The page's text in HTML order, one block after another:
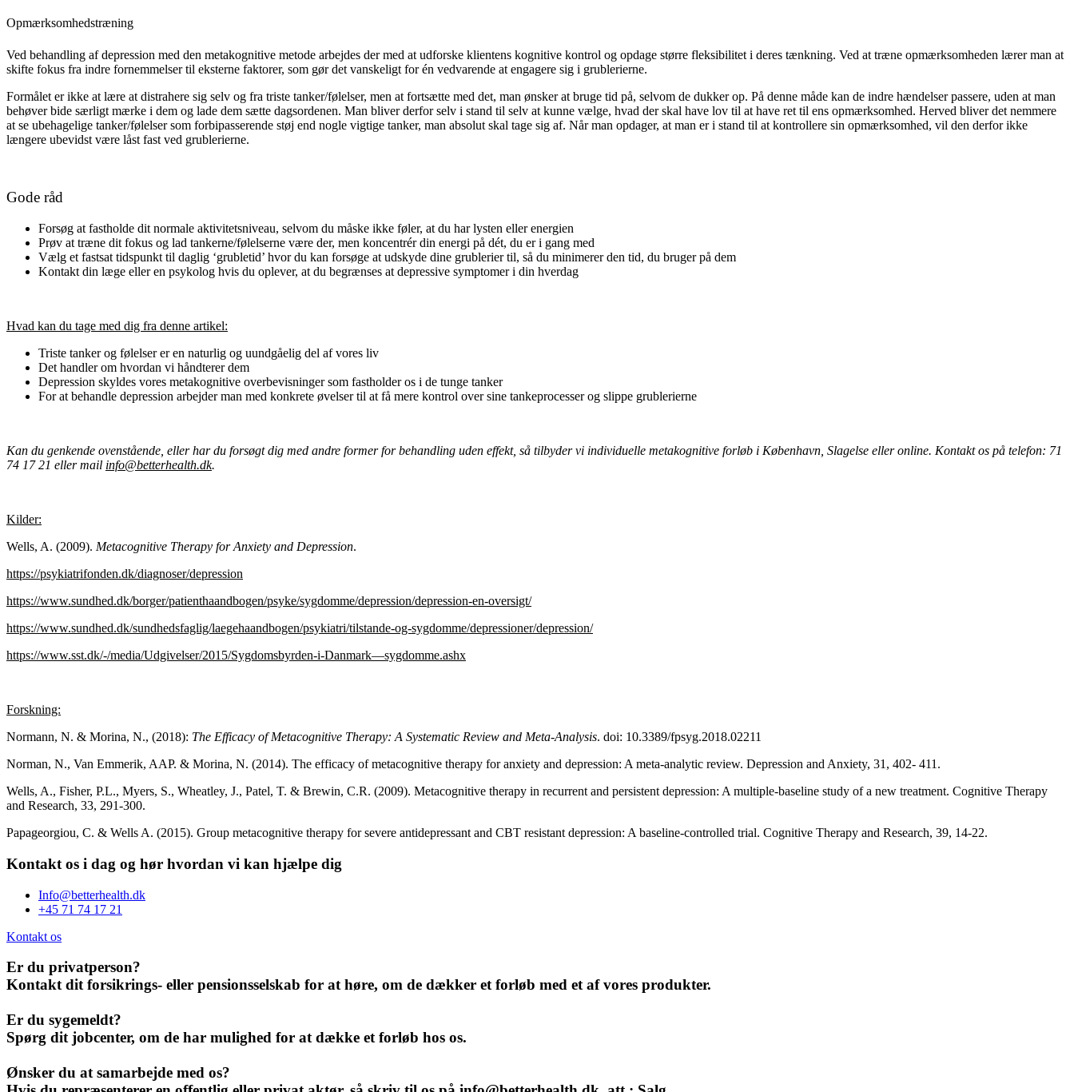
Opmærksomhedstræning
Ved behandling af depression med den metakognitive metode arbejdes der med at udforske klientens kognitive kontrol og opdage større fleksibilitet i deres tænkning. Ved at træne opmærksomheden lærer man at
skifte fokus fra indre fornemmelser til eksterne faktorer, som gør det vanskeligt for én vedvarende at engagere sig i grublerierne.
Formålet er ikke at lære at distrahere sig selv og fra triste tanker/følelser, men at fortsætte med det, man ønsker at bruge tid på, selvom de dukker op. På denne måde kan de indre hændelser passere, uden at man
behøver bide særligt mærke i dem og lade dem sætte dagsordenen. Man bliver derfor selv i stand til selv at kunne vælge, hvad der skal have lov til at have ret til ens opmærksomhed. Herved bliver det nemmere
at se ubehagelige tanker/følelser som forbipasserende støj end nogle vigtige tanker, man absolut skal tage sig af. Når man opdager, at man er i stand til at kontrollere sin opmærksomhed, vil den derfor ikke
længere ubevidst være låst fast ved grublerierne.
Gode råd
Forsøg at fastholde dit normale aktivitetsniveau, selvom du måske ikke føler, at du har lysten eller energien
Prøv at træne dit fokus og lad tankerne/følelserne være der, men koncentrér din energi på dét, du er i gang med
Vælg et fastsat tidspunkt til daglig ‘grubletid’ hvor du kan forsøge at udskyde dine grublerier til, så du minimerer den tid, du bruger på dem
Kontakt din læge eller en psykolog hvis du oplever, at du begrænses at depressive symptomer i din hverdag
Hvad kan du tage med dig fra denne artikel:
Triste tanker og følelser er en naturlig og uundgåelig del af vores liv
Det handler om hvordan vi håndterer dem
Depression skyldes vores metakognitive overbevisninger som fastholder os i de tunge tanker
For at behandle depression arbejder man med konkrete øvelser til at få mere kontrol over sine tankeprocesser og slippe grublerierne
Kan du genkende ovenstående, eller har du forsøgt dig med andre former for behandling uden effekt, så tilbyder vi individuelle metakognitive forløb i København, Slagelse eller online. Kontakt os på telefon: 71
74 17 21 eller mail info@betterhealth.dk.
Kilder:
Wells, A. (2009). Metacognitive Therapy for Anxiety and Depression.
https://psykiatrifonden.dk/diagnoser/depression
https://www.sundhed.dk/borger/patienthaandbogen/psyke/sygdomme/depression/depression-en-oversigt/
https://www.sundhed.dk/sundhedsfaglig/laegehaandbogen/psykiatri/tilstande-og-sygdomme/depressioner/depression/
https://www.sst.dk/-/media/Udgivelser/2015/Sygdomsbyrden-i-Danmark—sygdomme.ashx
Forskning:
Normann, N. & Morina, N., (2018): The Efficacy of Metacognitive Therapy: A Systematic Review and Meta-Analysis. doi: 10.3389/fpsyg.2018.02211
Norman, N., Van Emmerik, AAP. & Morina, N. (2014). The efficacy of metacognitive therapy for anxiety and depression: A meta-analytic review. Depression and Anxiety, 31, 402- 411.
Wells, A., Fisher, P.L., Myers, S., Wheatley, J., Patel, T. & Brewin, C.R. (2009). Metacognitive therapy in recurrent and persistent depression: A multiple-baseline study of a new treatment. Cognitive Therapy
and Research, 33, 291-300.
Papageorgiou, C. & Wells A. (2015). Group metacognitive therapy for severe antidepressant and CBT resistant depression: A baseline-controlled trial. Cognitive Therapy and Research, 39, 14-22.
Kontakt os i dag og hør hvordan vi kan hjælpe dig
Info@betterhealth.dk
+45 71 74 17 21
Kontakt os
Er du privatperson?
Kontakt dit forsikrings- eller pensionsselskab for at høre, om de dækker et forløb med et af vores produkter.
Er du sygemeldt?
Spørg dit jobcenter, om de har mulighed for at dække et forløb hos os.
Ønsker du at samarbejde med os?